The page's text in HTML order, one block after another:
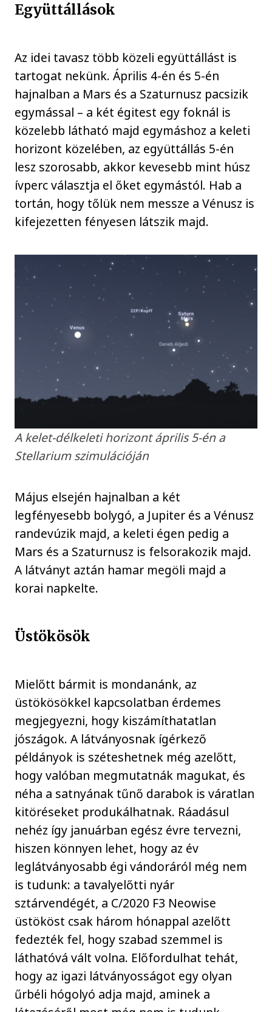
Együttállások
Az idei tavasz több közeli együttállást is
tartogat nekünk. Április 4-én és 5-én
hajnalban a Mars és a Szaturnusz pacsizik
egymással – a két égitest egy foknál is
közelebb látható majd egymáshoz a keleti
horizont közelében, az együttállás 5-én
lesz szorosabb, akkor kevesebb mint húsz
ívperc választja el őket egymástól. Hab a
tortán, hogy tőlük nem messze a Vénusz is
kifejezetten fényesen látszik majd.
A kelet-délkeleti horizont április 5-én a
Stellarium szimulációján
Május elsején hajnalban a két
legfényesebb bolygó, a Jupiter és a Vénusz
randevúzik majd, a keleti égen pedig a
Mars és a Szaturnusz is felsorakozik majd.
A látványt aztán hamar megöli majd a
korai napkelte.
Üstökösök
Mielőtt bármit is mondanánk, az
üstökösökkel kapcsolatban érdemes
megjegyezni, hogy kiszámíthatatlan
jószágok. A látványosnak ígérkező
példányok is széteshetnek még azelőtt,
hogy valóban megmutatnák magukat, és
néha a satnyának tűnő darabok is váratlan
kitöréseket produkálhatnak. Ráadásul
nehéz így januárban egész évre tervezni,
hiszen könnyen lehet, hogy az év
leglátványosabb égi vándoráról még nem
is tudunk: a tavalyelőtti nyár
sztárvendégét, a C/2020 F3 Neowise
üstököst csak három hónappal azelőtt
fedezték fel, hogy szabad szemmel is
láthatóvá vált volna. Előfordulhat tehát,
hogy az igazi látványosságot egy olyan
űrbéli hógolyó adja majd, aminek a